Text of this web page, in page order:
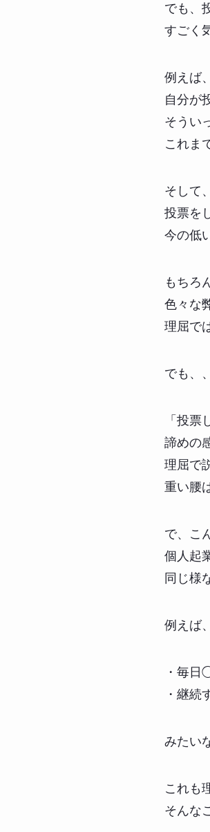
でも、
すごく
例えば
自分が
そうい
これま
そして
投票を
今の低
もちろ
色々な
理屈で
でも、
「投
諦めの
理屈で
重い腰
で、こ
個人起
同じ様
例えば
・毎
・継続
みたい
これも
そんな